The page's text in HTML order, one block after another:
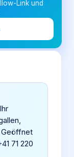
Link und
Geöffnet
71 220